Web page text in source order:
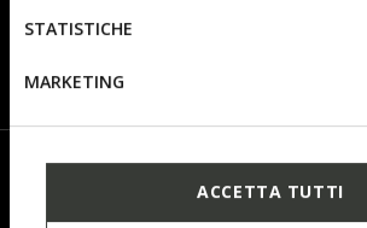
STATISTICHE
MARKETING
ACCETTA TUTTI
I have read and understood
SHOP